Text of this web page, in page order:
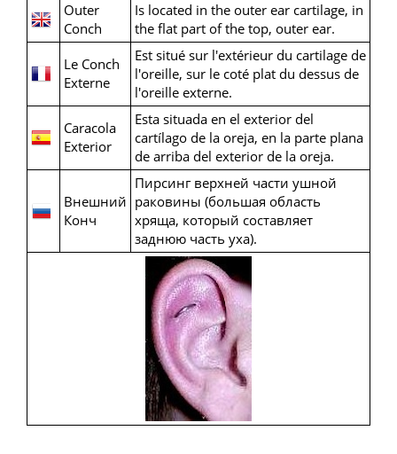
Outer
Conch
Is located in the outer ear cartilage, in
the flat part of the top, outer ear.
Le Conch
Externe
Est situé sur l'extérieur du cartilage de
l'oreille, sur le coté plat du dessus de
l'oreille externe.
Caracola
Exterior
Esta situada en el exterior del
cartílago de la oreja, en la parte plana
de arriba del exterior de la oreja.
Внешний
Конч
Пирсинг верхней части ушной
раковины (большая область
хряща, который составляет
заднюю часть уха).